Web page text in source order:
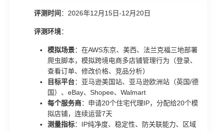
评测时间 ：2026年12月15日-12月20日
评测环境：
模拟场景：在AWS东京、美西、法兰克福三地部署
爬虫脚本，模拟跨境电商多店铺管理行为（登录、
查看订单、修改价格、竞品分析）
目标平台：亚马逊美国站、亚马逊欧洲站（英国/德
国）、eBay、Shopee、Walmart
每个服务商：申请20个住宅代理IP，分配给20个模
拟店铺，连续运营7天
测量指标：IP纯净度、稳定性、防关联能力、区域